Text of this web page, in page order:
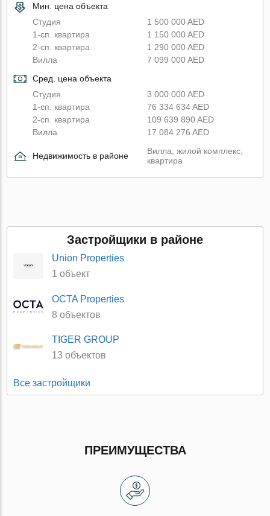
Мин. цена объекта
Студия
1 500 000 AED
1-сп. квартира
1 150 000 AED
2-сп. квартира
1 290 000 AED
Вилла
7 099 000 AED
Сред. цена объекта
Студия
3 000 000 AED
1-сп. квартира
76 334 634 AED
2-сп. квартира
109 639 890 AED
Вилла
17 084 276 AED
Недвижимость в районе
Вилла, жилой комплекс,
квартира
Застройщики в районе
Union Properties
1 объект
OCTA Properties
8 объектов
TIGER GROUP
13 объектов
Все застройщики
ПРЕИМУЩЕСТВА